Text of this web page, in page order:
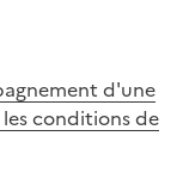
d'une
conditions de